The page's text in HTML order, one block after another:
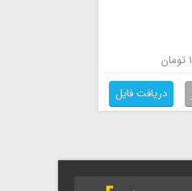
دریافت فایل